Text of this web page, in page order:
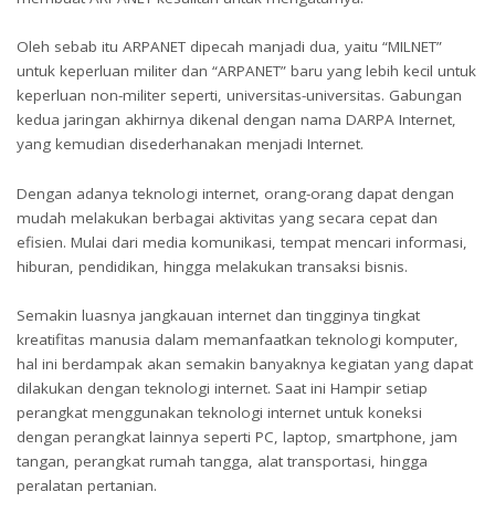
Oleh sebab itu ARPANET dipecah manjadi dua, yaitu “MILNET”
untuk keperluan militer dan “ARPANET” baru yang lebih kecil untuk
keperluan non-militer seperti, universitas-universitas. Gabungan
kedua jaringan akhirnya dikenal dengan nama DARPA Internet,
yang kemudian disederhanakan menjadi Internet.
Dengan adanya teknologi internet, orang-orang dapat dengan
mudah melakukan berbagai aktivitas yang secara cepat dan
efisien. Mulai dari media komunikasi, tempat mencari informasi,
hiburan, pendidikan, hingga melakukan transaksi bisnis.
Semakin luasnya jangkauan internet dan tingginya tingkat
kreatifitas manusia dalam memanfaatkan teknologi komputer,
hal ini berdampak akan semakin banyaknya kegiatan yang dapat
dilakukan dengan teknologi internet. Saat ini Hampir setiap
perangkat menggunakan teknologi internet untuk koneksi
dengan perangkat lainnya seperti PC, laptop, smartphone, jam
tangan, perangkat rumah tangga, alat transportasi, hingga
peralatan pertanian.